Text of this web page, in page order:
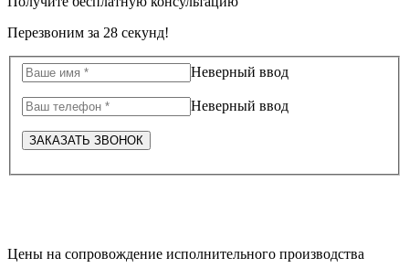
Перезвоним за 28 секунд!
Неверный ввод
Неверный ввод
ЗАКАЗАТЬ ЗВОНОК
Цены на сопровождение исполнительного производства